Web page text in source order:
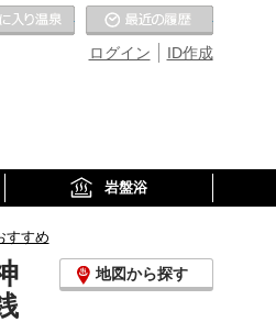
ID作成
ログイン
お気に入りの温泉
岩盤浴
すすめ
地図から探す